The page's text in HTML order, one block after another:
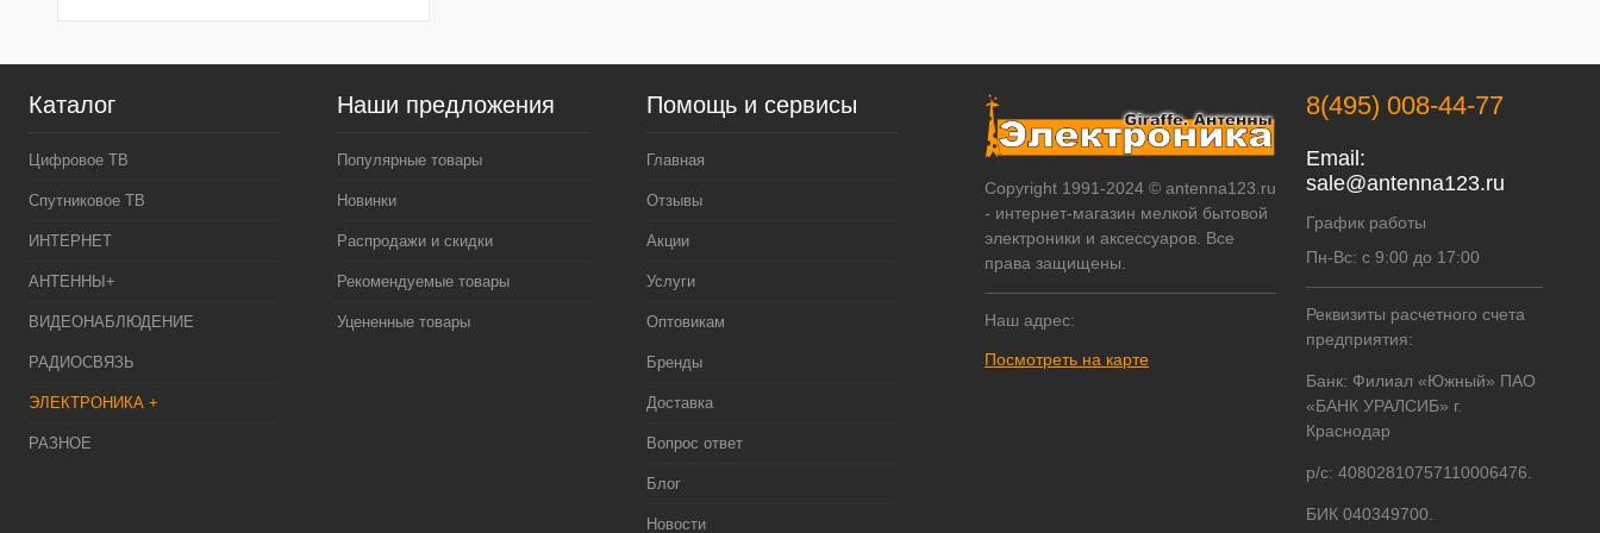
Каталог
Цифровое ТВ
Спутниковое ТВ
ИНТЕРНЕТ
АНТЕННЫ+
ВИДЕОНАБЛЮДЕНИЕ
РАДИОСВЯЗЬ
ЭЛЕКТРОНИКА +
РАЗНОЕ
Наши предложения
Популярные товары
Новинки
Распродажи и скидки
Рекомендуемые товары
Уцененные товары
Помощь и сервисы
Главная
Отзывы
Акции
Услуги
Оптовикам
Бренды
Доставка
Вопрос ответ
Блог
Новости
Copyright 1991-2024 © antenna123.ru
- интернет-магазин мелкой бытовой
электроники и аксессуаров. Все
права защищены.
Наш адрес:
Посмотреть на карте
8(495) 008-44-77
Email:
sale@antenna123.ru
График работы
Пн-Вс: с 9:00 до 17:00
Реквизиты расчетного счета
предприятия:
Банк: Филиал «Южный» ПАО
«БАНК УРАЛСИБ» г.
Краснодар
р/с: 40802810757110006476.
БИК 040349700.